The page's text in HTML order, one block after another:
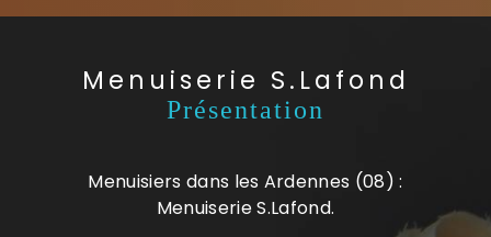
Menuiserie S.Lafond
Présentation
Menuisiers dans les Ardennes (08) :
Menuiserie S.Lafond.